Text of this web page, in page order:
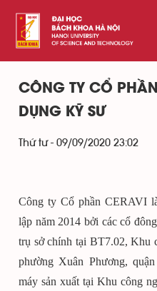
CÔNG TY CỔ PHẦN
DỤNG KỸ SƯ
Thứ tư - 09/09/2020 23:02
Công ty Cổ phần CERAVI
lập năm 2014 bởi các cổ
trụ sở chính tại BT7.02, Khu
phường Xuân Phương,
máy sản xuất tại Khu công